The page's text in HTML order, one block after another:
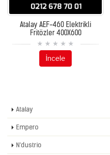
Atalay AEF-460 Elektrikli
Fritözler 400X600
İncele
Atalay
Empero
N'dustrio